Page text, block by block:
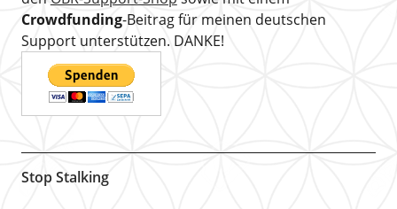
Crowdfunding-Beitrag für meinen deutschen
Support unterstützen. DANKE!
Stop Stalking